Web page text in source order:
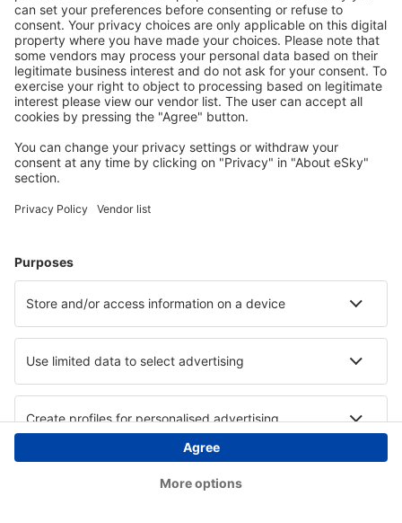
Copyright © eSky.ba. Sva prava zadržana.